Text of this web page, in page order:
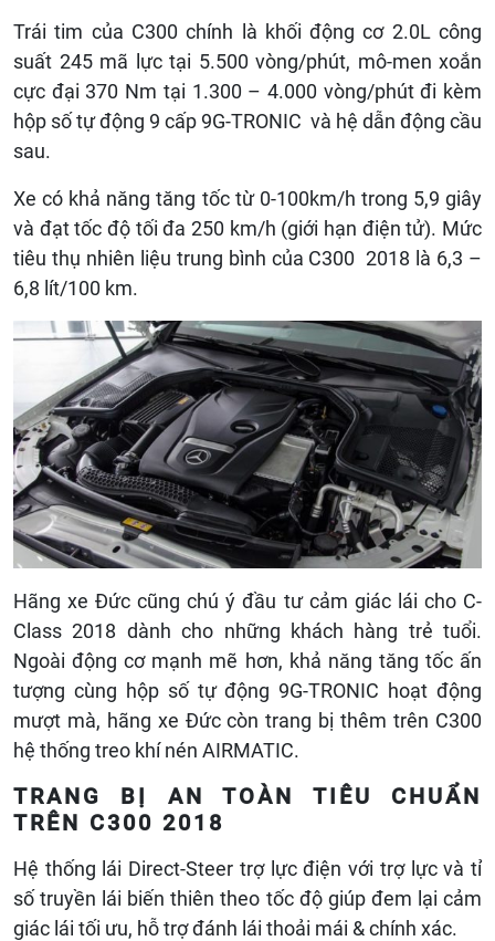
Trái tim của C300 chính là khối động cơ 2.0L công
suất 245 mã lực tại 5.500 vòng/phút, mô-men xoắn
cực đại 370 Nm tại 1.300 – 4.000 vòng/phút đi kèm
hộp số tự động 9 cấp 9G-TRONIC và hệ dẫn động cầu
sau.
Xe có khả năng tăng tốc từ 0-100km/h trong 5,9 giây
và đạt tốc độ tối đa 250 km/h (giới hạn điện tử). Mức
tiêu thụ nhiên liệu trung bình của C300 2018 là 6,3 –
6,8 lít/100 km.
Hãng xe Đức cũng chú ý đầu tư cảm giác lái cho C-
Class 2018 dành cho những khách hàng trẻ tuổi.
Ngoài động cơ mạnh mẽ hơn, khả năng tăng tốc ấn
tượng cùng hộp số tự động 9G-TRONIC hoạt động
mượt mà, hãng xe Đức còn trang bị thêm trên C300
hệ thống treo khí nén AIRMATIC.
TRANG BỊ AN TOÀN TIÊU CHUẨN
TRÊN C300 2018
Hệ thống lái Direct-Steer trợ lực điện với trợ lực và tỉ
số truyền lái biến thiên theo tốc độ giúp đem lại cảm
giác lái tối ưu, hỗ trợ đánh lái thoải mái & chính xác.